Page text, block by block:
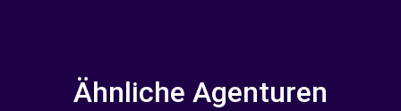
Ähnliche Agenturen